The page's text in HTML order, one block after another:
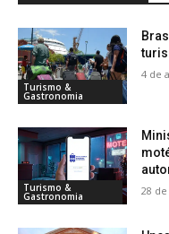
Turismo &
Gastronomia
4 de
Turismo &
Gastronomia 28